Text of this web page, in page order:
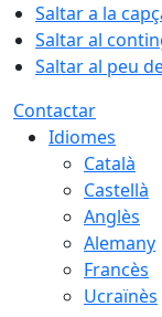
Saltar a la
Saltar al
Saltar al peu
Contactar
Idiomes
Català
Castellà
Anglès
Alemany
Francès
Ucraïnès